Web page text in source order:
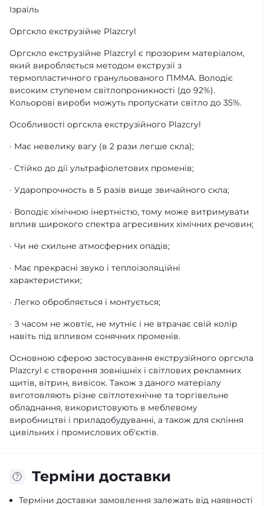
Ізраїль
Оргскло екструзійне Plazcryl
Оргскло екструзійне Plazcryl є прозорим матеріалом,
який виробляється методом екструзії з
термопластичного гранульованого ПММА. Володіє
високим ступенем світлопроникності (до 92%).
Кольорові вироби можуть пропускати світло до 35%.
Особливості оргскла екструзійного Plazcryl
· Має невелику вагу (в 2 рази легше скла);
· Стійко до дії ультрафіолетових променів;
· Ударопрочность в 5 разів вище звичайного скла;
· Володіє хімічною інертністю, тому може витримувати
вплив широкого спектра агресивних хімічних речовин;
· Чи не схильне атмосферних опадів;
· Має прекрасні звуко і теплоізоляційні
характеристики;
· Легко обробляється і монтується;
· З часом не жовтіє, не мутніє і не втрачає свій колір
навіть під впливом сонячних променів.
Основною сферою застосування екструзійного оргскла
Plazcryl є створення зовнішніх і світлових рекламних
щитів, вітрин, вивісок. Також з даного матеріалу
виготовляють різне світлотехнічне та торгівельне
обладнання, використовують в меблевому
виробництві і приладобудуванні, а також для скління
цивільних і промислових об'єктів.
Терміни доставки
Терміни доставки замовлення залежать від наявності